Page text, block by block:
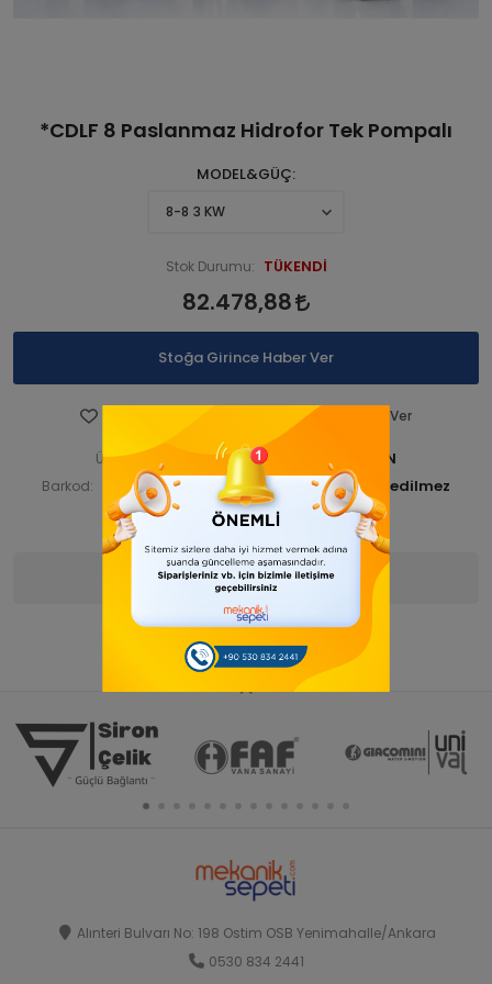
*CDLF 8 Paslanmaz Hidrofor Tek Pompalı
MODEL&GÜÇ
Stok Durumu: TÜKENDİ
82.478,88
Stoğa Girince Haber Ver
Fiyatı Düşünce Haber Ver
Ürün Kodu: STNCDL1PM 000081-ANA ÜRN
Barkod: STNCDL1PM00013 İade Bilgisi:
Ürün Bilgisi Yorumlar
Alınteri Bulvarı No: 198 Ostim OSB Yenimahalle/Ankara
0530 834 2441